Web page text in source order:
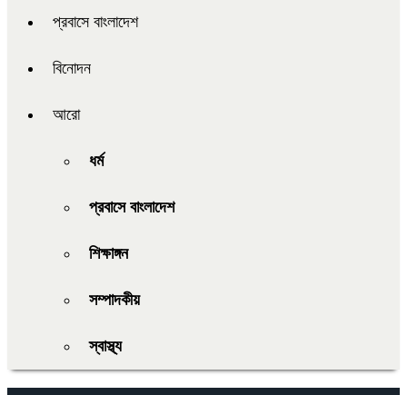
প্রবাসে বাংলাদেশ
বিনোদন
আরো
ধর্ম
প্রবাসে বাংলাদেশ
শিক্ষাঙ্গন
সম্পাদকীয়
স্বাস্থ্য